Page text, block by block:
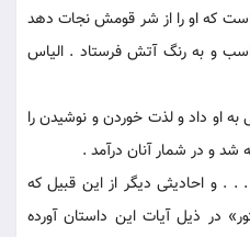
كه او را از شر قومش نجات دهد
و به رنگ آتش فرستاد . الياس
به او داد و لذت خوردن و نوشيدن را
شد و در شمار آنان درآمد .
. . و احاديثى ديگر از اين قبيل كه
در ذيل آيات اين داستان آورده